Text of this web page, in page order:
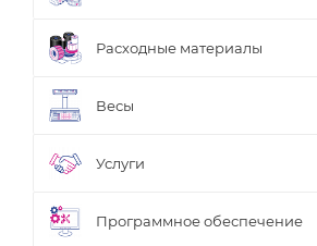
Расходные материалы
Весы
Услуги
Программное обеспечение